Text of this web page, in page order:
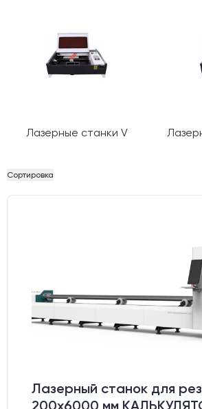
Лазерные станки V
Сортировка
Лазерный станок для
200x6000 мм